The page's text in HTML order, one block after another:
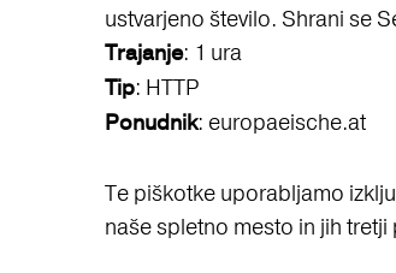
ustvarjeno število. Shrani se
Trajanje: 1 ura
Tip: HTTP
Ponudnik: europaeische.at
Te piškotke uporabljamo
naše spletno mesto in jih